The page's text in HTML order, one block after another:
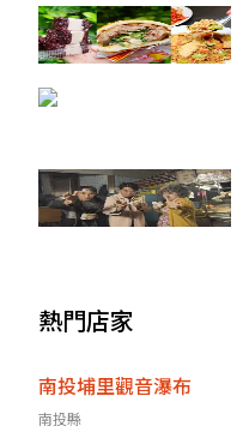
熱門店家
南投埔里觀音瀑布
南投縣